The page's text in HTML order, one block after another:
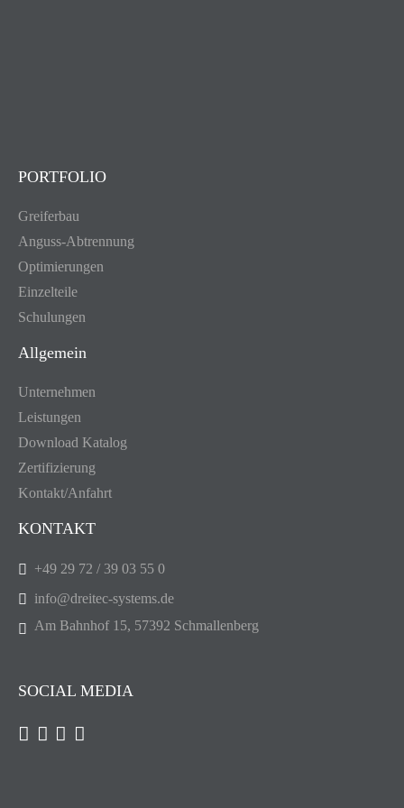
PORTFOLIO
Greiferbau
Anguss-Abtrennung
Optimierungen
Einzelteile
Schulungen
Allgemein
Unternehmen
Leistungen
Download Katalog
Zertifizierung
Kontakt/Anfahrt
KONTAKT
+49 29 72 / 39 03 55 0
info@dreitec-systems.de
Am Bahnhof 15, 57392 Schmallenberg
SOCIAL MEDIA